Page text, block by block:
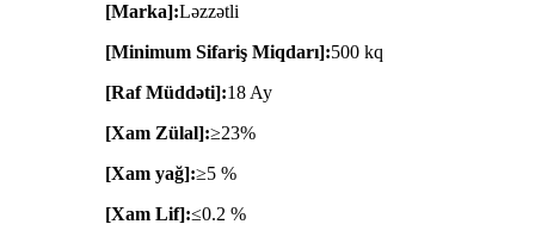
[Marka]:Ləzzətli
[Minimum Sifariş Miqdarı]:500 kq
[Raf Müddəti]:18 Ay
[Xam Zülal]:≥23%
[Xam yağ]:≥5 %
[Xam Lif]:≤0.2 %